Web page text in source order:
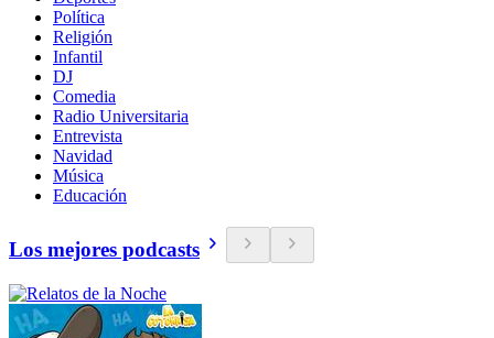
Política
Religión
Infantil
DJ
Comedia
Radio Universitaria
Entrevista
Navidad
Música
Educación
Los mejores podcasts